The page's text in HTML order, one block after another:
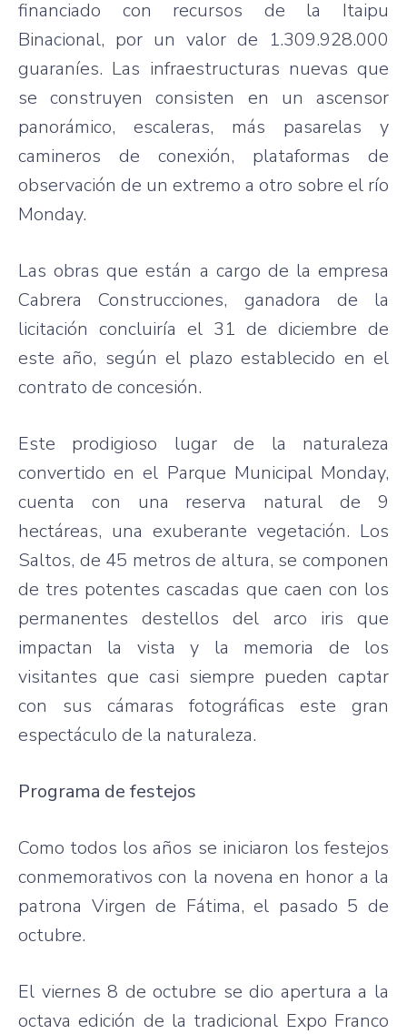
financiado con recursos de la Itaipu
Binacional, por un valor de 1.309.928.000
guaraníes. Las infraestructuras nuevas que
se construyen consisten en un ascensor
panorámico, escaleras, más pasarelas y
camineros de conexión, plataformas de
observación de un extremo a otro sobre el río
Monday.
Las obras que están a cargo de la empresa
Cabrera Construcciones, ganadora de la
licitación concluiría el 31 de diciembre de
este año, según el plazo establecido en el
contrato de concesión.
Este prodigioso lugar de la naturaleza
convertido en el Parque Municipal Monday,
cuenta con una reserva natural de 9
hectáreas, una exuberante vegetación. Los
Saltos, de 45 metros de altura, se componen
de tres potentes cascadas que caen con los
permanentes destellos del arco iris que
impactan la vista y la memoria de los
visitantes que casi siempre pueden captar
con sus cámaras fotográficas este gran
espectáculo de la naturaleza.
Programa de festejos
Como todos los años se iniciaron los festejos
conmemorativos con la novena en honor a la
patrona Virgen de Fátima, el pasado 5 de
octubre.
El viernes 8 de octubre se dio apertura a la
octava edición de la tradicional Expo Franco